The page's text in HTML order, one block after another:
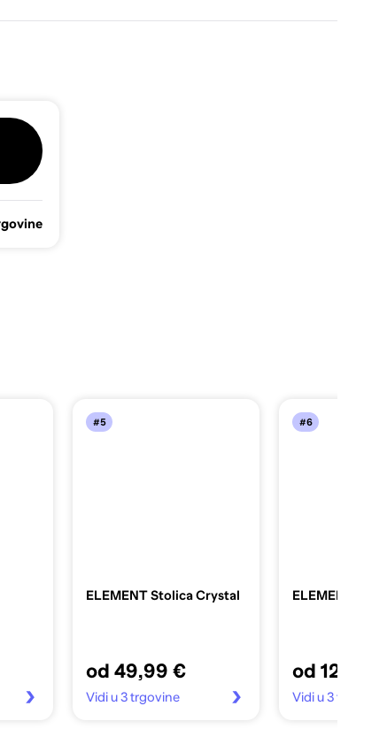
#5
ELEMENT Stolica Crystal
od 49,99 €
Vidi u 3 trgovine
#6
ELEMENT
od
Vidi u 3 trgovine